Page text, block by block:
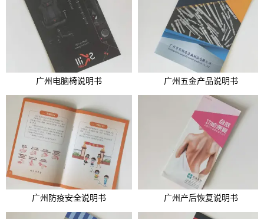
广州电脑椅说明书 广州五金产品说明书
广州防疫安全说明书 广州产后恢复说明书